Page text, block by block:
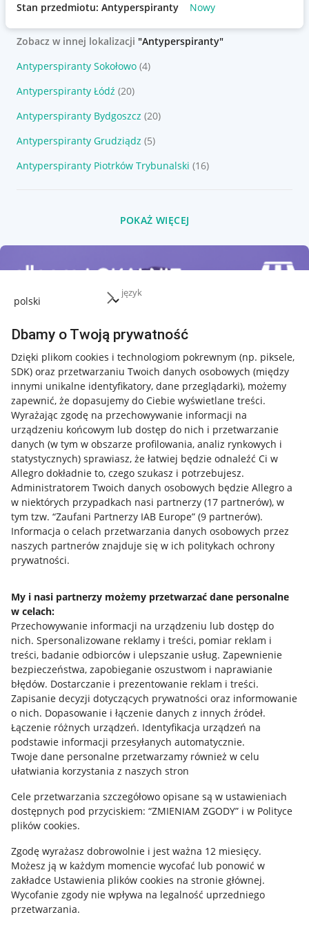
język
Dbamy o Twoją prywatność
Dzięki plikom cookies i technologiom pokrewnym (np. piksele,
SDK) oraz przetwarzaniu Twoich danych osobowych (między
innymi unikalne identyfikatory, dane przeglądarki), możemy
zapewnić, że dopasujemy do Ciebie wyświetlane treści.
Wyrażając zgodę na przechowywanie informacji na
urządzeniu końcowym lub dostęp do nich i przetwarzanie
danych (w tym w obszarze profilowania, analiz rynkowych i
statystycznych) sprawiasz, że łatwiej będzie odnaleźć Ci w
Allegro dokładnie to, czego szukasz i potrzebujesz.
Administratorem Twoich danych osobowych będzie Allegro a
w niektórych przypadkach nasi partnerzy (17 partnerów), w
tym tzw. “Zaufani Partnerzy IAB Europe” (9 partnerów).
Informacja o celach przetwarzania danych osobowych przez
naszych partnerów znajduje się w ich politykach ochrony
prywatności.
My i nasi partnerzy możemy przetwarzać dane personalne
w celach:
Przechowywanie informacji na urządzeniu lub dostęp do
nich. Spersonalizowane reklamy i treści, pomiar reklam i
treści, badanie odbiorców i ulepszanie usług. Zapewnienie
bezpieczeństwa, zapobieganie oszustwom i naprawianie
błędów. Dostarczanie i prezentowanie reklam i treści.
Zapisanie decyzji dotyczących prywatności oraz informowanie
o nich. Dopasowanie i łączenie danych z innych źródeł.
Łączenie różnych urządzeń. Identyfikacja urządzeń na
podstawie informacji przesyłanych automatycznie.
Twoje dane personalne przetwarzamy również w celu
ułatwiania korzystania z naszych stron
Cele przetwarzania szczegółowo opisane są w ustawieniach
dostępnych pod przyciskiem: “ZMIENIAM ZGODY” i w Polityce
plików cookies.
Zgodę wyrażasz dobrowolnie i jest ważna 12 miesięcy.
Możesz ją w każdym momencie wycofać lub ponowić w
zakładce Ustawienia plików cookies na stronie głównej.
Wycofanie zgody nie wpływa na legalność uprzedniego
przetwarzania.
Stan przedmiotu: Antyperspiranty Nowy
Zobacz w innej lokalizacji "Antyperspiranty"
Antyperspiranty Sokołowo (4)
Antyperspiranty Łódź (20)
Antyperspiranty Bydgoszcz (20)
Antyperspiranty Grudziądz (5)
Antyperspiranty Piotrków Trybunalski (16)
POKAŻ WIĘCEJ
Przydatne informacje
Jak to działa
Allegro Gadane dla sprzedających
Allegro Gadane dla kupujących
Mapa miejscowości
Informacje prawne
Regulamin
Polityka plików "cookies"
Ustawienia plików "cookies"
Udostępnianie lokalizacji
Informacje dla Aktu o Usługach Cyfrowych
Pobierz aplikację